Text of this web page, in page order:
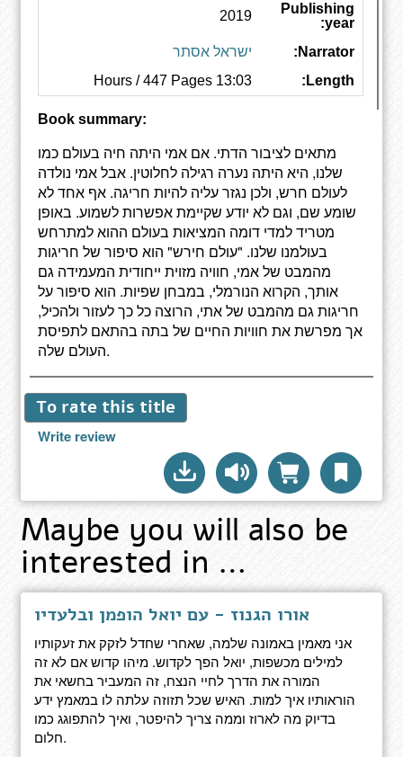
Publishing
year:
2019
Narrator:
ישראל אסתר
Length:
13:03 Hours / 447 Pages
Book summary:
מתאים לציבור הדתי. אם אמי היתה חיה בעולם כמו
שלנו, היא היתה נערה רגילה לחלוטין. אבל אמי נולדה
לעולם חרש, ולכן נגזר עליה להיות חריגה. אף אחד לא
שומע שם, וגם לא יודע שקיימת אפשרות לשמוע. באופן
מטריד למדי דומה המציאות בעולם ההוא למתרחש
בעולמנו שלנו. "עולם חירש" הוא סיפור של חריגות
מהמבט של אמי, חוויה מזוית ייחודית המעמידה גם
אותך, הקרוא הנורמלי, במבחן שפיות. הוא סיפור על
חריגות גם מהמבט של אתי, הרוצה כל כך לעזור ולהכיל,
אך מפרשת את חוויות החיים של בתה בהתאם לתפיסת
העולם שלה.
To rate this title
Write review
Maybe you will also be
interested in …
אורו הגנוז - עם יואל הופמן ובלעדיו
אני מאמין באמונה שלמה, שאחרי שחדל לזקק את זעקותיו
למילים מכשפות, יואל הפך לקדוש. מיהו קדוש אם לא זה
המורה את הדרך לחיי הנצח, זה המעביר בחשאי את
הוראותיו איך למות. האיש שכל תזוזה עלתה לו במאמץ ידע
בדיוק מה לארוז וממה צריך להיפטר, ואיך להתפוגג כמו
חלום.